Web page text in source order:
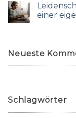
einer
Neueste
Schlagwörter